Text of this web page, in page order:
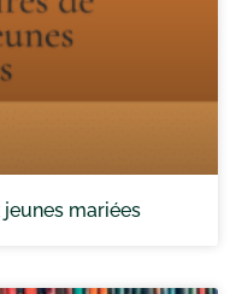
mariées